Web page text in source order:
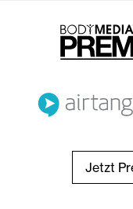
Jetzt